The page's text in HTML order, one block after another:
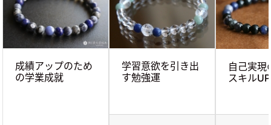
成績アップのため
の学業成就
学習意欲を引き出
す勉強運
自己実現
スキルUP